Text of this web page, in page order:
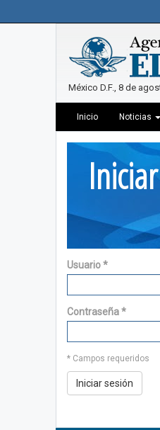
México D.F., 8 de
Inicio Noticias
Usuario*
Contraseña*
* Campos requeridos